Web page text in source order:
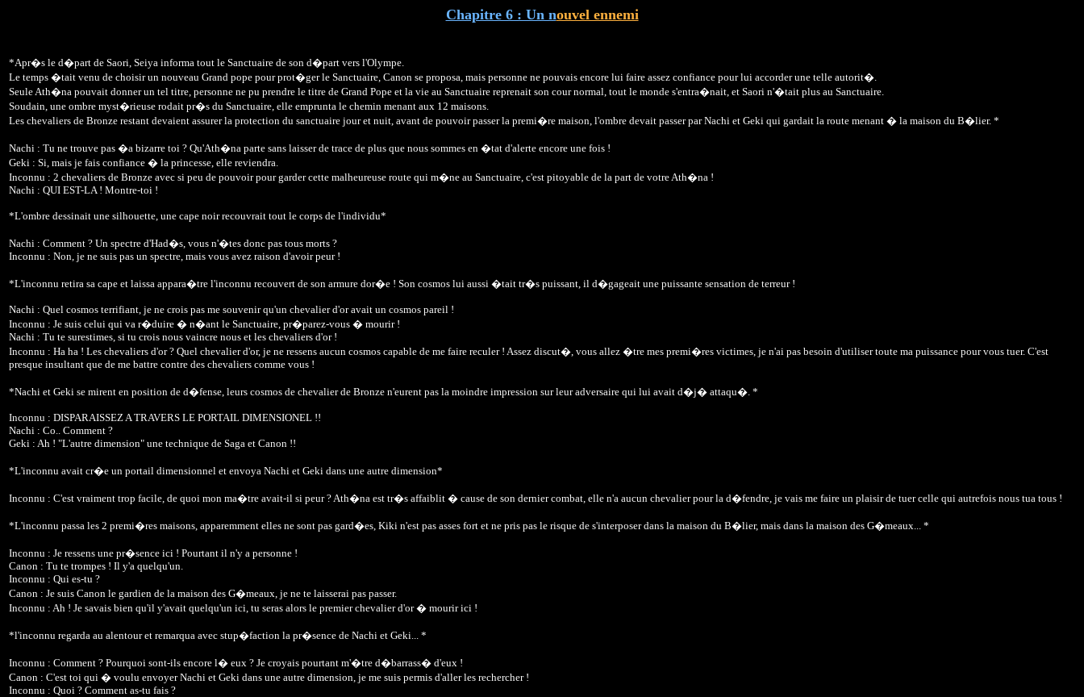
Chapitre 6 : Un nouvel ennemi
*Apr�s le d�part de Saori, Seiya informa tout le Sanctuaire de son d�part vers l'Olympe.
Le temps �tait venu de choisir un nouveau Grand pope pour prot�ger le Sanctuaire, Canon se proposa, mais personne ne pouvais encore lui faire assez confiance pour lui accorder une telle autorit�.
Seule Ath�na pouvait donner un tel titre, personne ne pu prendre le titre de Grand Pope et la vie au Sanctuaire reprenait son cour normal, tout le monde s'entra�nait, et Saori n'�tait plus au Sanctuaire.
Soudain, une ombre myst�rieuse rodait pr�s du Sanctuaire, elle emprunta le chemin menant aux 12 maisons.
Les chevaliers de Bronze restant devaient assurer la protection du sanctuaire jour et nuit, avant de pouvoir passer la premi�re maison, l'ombre devait passer par Nachi et Geki qui gardait la route menant � la maison du B�lier. *
Nachi : Tu ne trouve pas �a bizarre toi ? Qu'Ath�na parte sans laisser de trace de plus que nous sommes en �tat d'alerte encore une fois !
Geki : Si, mais je fais confiance � la princesse, elle reviendra.
Inconnu : 2 chevaliers de Bronze avec si peu de pouvoir pour garder cette malheureuse route qui m�ne au Sanctuaire, c'est pitoyable de la part de votre Ath�na !
Nachi : QUI EST-LA ! Montre-toi !
*L'ombre dessinait une silhouette, une cape noir recouvrait tout le corps de l'individu*
Nachi : Comment ? Un spectre d'Had�s, vous n'�tes donc pas tous morts ?
Inconnu : Non, je ne suis pas un spectre, mais vous avez raison d'avoir peur !
*L'inconnu retira sa cape et laissa appara�tre l'inconnu recouvert de son armure dor�e ! Son cosmos lui aussi �tait tr�s puissant, il d�gageait une puissante sensation de terreur !
Nachi : Quel cosmos terrifiant, je ne crois pas me souvenir qu'un chevalier d'or avait un cosmos pareil !
Inconnu : Je suis celui qui va r�duire � n�ant le Sanctuaire, pr�parez-vous � mourir !
Nachi : Tu te surestimes, si tu crois nous vaincre nous et les chevaliers d'or !
Inconnu : Ha ha ! Les chevaliers d'or ? Quel chevalier d'or, je ne ressens aucun cosmos capable de me faire reculer ! Assez discut�, vous allez �tre mes premi�res victimes, je n'ai pas besoin d'utiliser toute ma puissance pour vous tuer. C'est
presque insultant que de me battre contre des chevaliers comme vous !
*Nachi et Geki se mirent en position de d�fense, leurs cosmos de chevalier de Bronze n'eurent pas la moindre impression sur leur adversaire qui lui avait d�j� attaqu�. *
Inconnu : DISPARAISSEZ A TRAVERS LE PORTAIL DIMENSIONEL !!
Nachi : Co.. Comment ?
Geki : Ah ! "L'autre dimension" une technique de Saga et Canon !!
*L'inconnu avait cr�e un portail dimensionnel et envoya Nachi et Geki dans une autre dimension*
Inconnu : C'est vraiment trop facile, de quoi mon ma�tre avait-il si peur ? Ath�na est tr�s affaiblit � cause de son dernier combat, elle n'a aucun chevalier pour la d�fendre, je vais me faire un plaisir de tuer celle qui autrefois nous tua tous !
*L'inconnu passa les 2 premi�res maisons, apparemment elles ne sont pas gard�es, Kiki n'est pas asses fort et ne pris pas le risque de s'interposer dans la maison du B�lier, mais dans la maison des G�meaux... *
Inconnu : Je ressens une pr�sence ici ! Pourtant il n'y a personne !
Canon : Tu te trompes ! Il y'a quelqu'un.
Inconnu : Qui es-tu ?
Canon : Je suis Canon le gardien de la maison des G�meaux, je ne te laisserai pas passer.
Inconnu : Ah ! Je savais bien qu'il y'avait quelqu'un ici, tu seras alors le premier chevalier d'or � mourir ici !
*l'inconnu regarda au alentour et remarqua avec stup�faction la pr�sence de Nachi et Geki... *
Inconnu : Comment ? Pourquoi sont-ils encore l� eux ? Je croyais pourtant m'�tre d�barrass� d'eux !
Canon : C'est toi qui � voulu envoyer Nachi et Geki dans une autre dimension, je me suis permis d'aller les rechercher !
Inconnu : Quoi ? Comment as-tu fais ?